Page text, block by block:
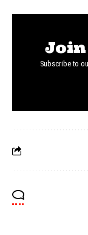
Join
Subscribe to